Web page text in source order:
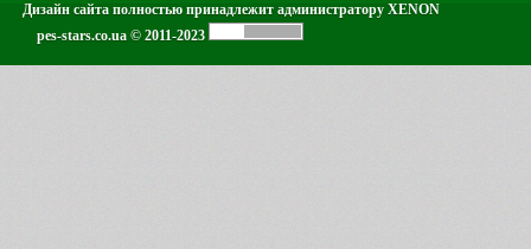
Дизайн сайта полностью принадлежит администратору XENON
pes-stars.co.ua © 2011-2023